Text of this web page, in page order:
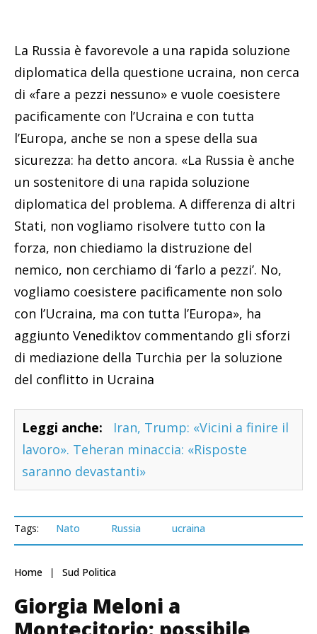
La Russia è favorevole a una rapida soluzione
diplomatica della questione ucraina, non cerca
di «fare a pezzi nessuno» e vuole coesistere
pacificamente con l’Ucraina e con tutta
l’Europa, anche se non a spese della sua
sicurezza: ha detto ancora. «La Russia è anche
un sostenitore di una rapida soluzione
diplomatica del problema. A differenza di altri
Stati, non vogliamo risolvere tutto con la
forza, non chiediamo la distruzione del
nemico, non cerchiamo di ‘farlo a pezzi’. No,
vogliamo coesistere pacificamente non solo
con l’Ucraina, ma con tutta l’Europa», ha
aggiunto Venediktov commentando gli sforzi
di mediazione della Turchia per la soluzione
del conflitto in Ucraina
Leggi anche:
Iran, Trump: «Vicini a finire il
lavoro». Teheran minaccia: «Risposte
saranno devastanti»
Tags: Nato Russia ucraina
Home Sud Politica
Giorgia Meloni a